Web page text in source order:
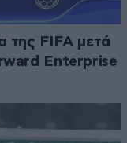
της FIFA μετά
Enterprise